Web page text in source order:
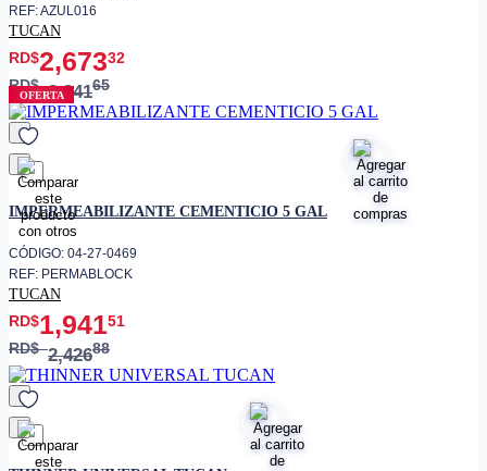
REF: AZUL016
TUCAN
RD$2,67332
RD$3,34165
OFERTA
favorito
IMPERMEABILIZANTE CEMENTICIO 5 GAL
CÓDIGO: 04-27-0469
REF: PERMABLOCK
TUCAN
RD$1,94151
RD$2,42688
favorito